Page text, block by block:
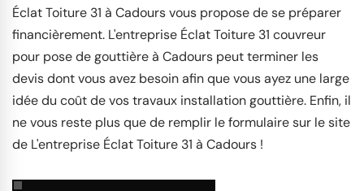
Éclat Toiture 31 à Cadours vous propose de se préparer
financièrement. L'entreprise Éclat Toiture 31 couvreur
pour pose de gouttière à Cadours peut terminer les
devis dont vous avez besoin afin que vous ayez une large
idée du coût de vos travaux installation gouttière. Enfin, il
ne vous reste plus que de remplir le formulaire sur le site
de L'entreprise Éclat Toiture 31 à Cadours !